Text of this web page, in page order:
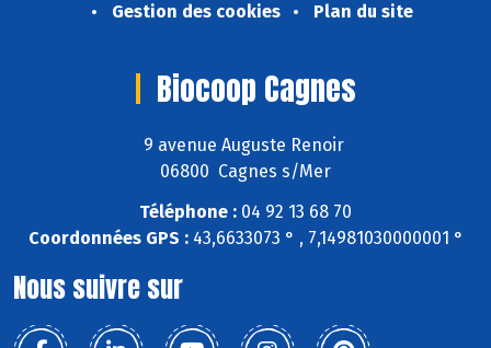
Gestion des cookies
Plan du site
Biocoop Cagnes
9 avenue Auguste Renoir
06800 Cagnes s/Mer
Téléphone : 04 92 13 68 70
Coordonnées GPS :43,6633073 ° , 7,14981030000001 °
Nous suivre sur